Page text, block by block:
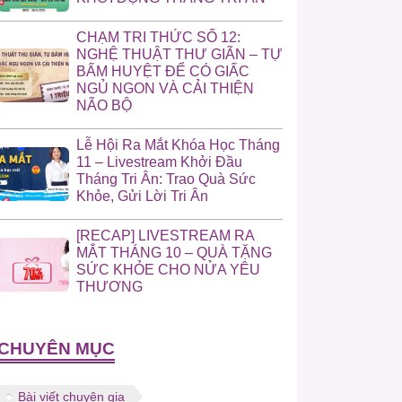
CHẠM TRI THỨC SỐ 12:
NGHỆ THUẬT THƯ GIÃN – TỰ
BẤM HUYỆT ĐỂ CÓ GIẤC
NGỦ NGON VÀ CẢI THIỆN
NÃO BỘ
Lễ Hội Ra Mắt Khóa Học Tháng
11 – Livestream Khởi Đầu
Tháng Tri Ân: Trao Quà Sức
Khỏe, Gửi Lời Tri Ân
[RECAP] LIVESTREAM RA
MẮT THÁNG 10 – QUÀ TẶNG
SỨC KHỎE CHO NỬA YÊU
THƯƠNG
MỤC
Bài viết chuyên gia